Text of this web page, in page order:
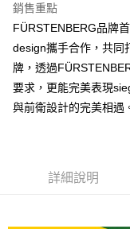
銷售重點
FÜRSTENBERG品牌
design攜手合作，共同
牌，透過
要求，更能完美表現
與前衛設計的完美相遇
詳細說明